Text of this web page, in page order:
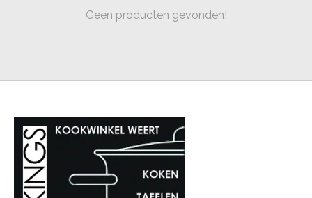
Geen producten gevonden!